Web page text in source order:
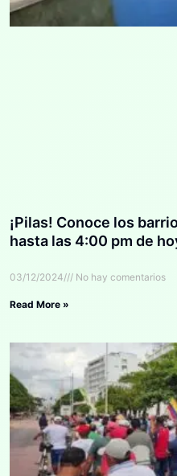
¡Pilas! Conoce los
hasta las 4:00 pm de
03/12/2024 No hay comentarios
Read More »